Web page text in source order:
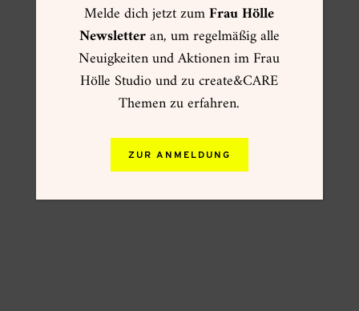
Melde dich jetzt zumFrau Hölle
Newsletteran, um regelmäßig alle
Neuigkeiten und Aktionen im Frau
Hölle Studio und zu create&CARE
Themen zu erfahren.
ZUR ANMELDUNG